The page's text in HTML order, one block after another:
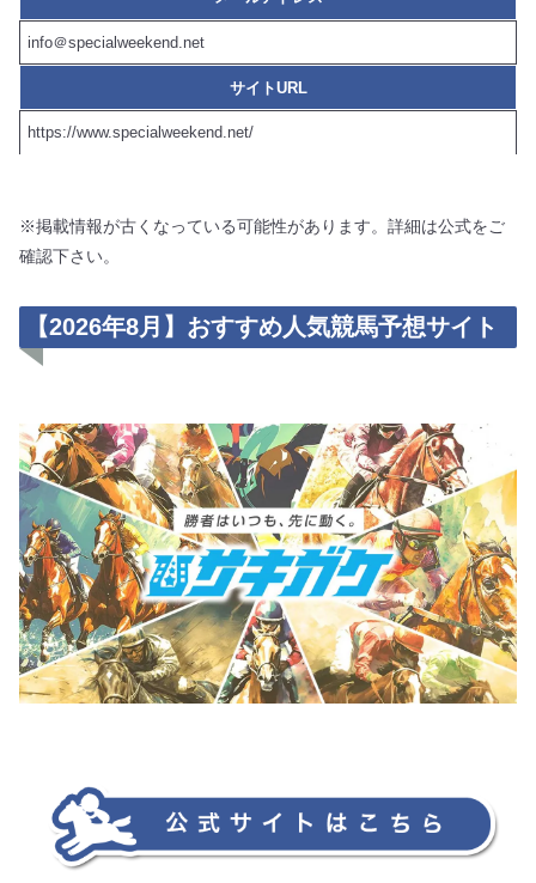
info＠specialweekend.net
サイトURL
https://www.specialweekend.net/
※掲載情報が古くなっている可能性があります。詳細は公式をご
確認下さい。
【2026年8月】おすすめ人気競馬予想サイト